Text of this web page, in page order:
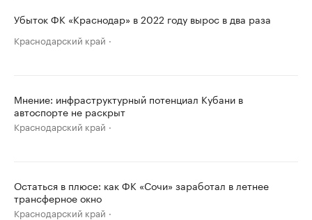
Убыток ФК «Краснодар» в 2022 году вырос в два раза
Краснодарский край
Мнение: инфраструктурный потенциал Кубани в
автоспорте не раскрыт
Краснодарский край
Остаться в плюсе: как ФК «Сочи» заработал в летнее
трансферное окно
Краснодарский край